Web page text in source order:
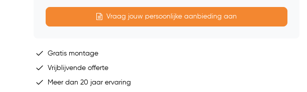
Vraag jouw persoonlijke aanbieding aan
Gratis montage
Vrijblijvende offerte
Meer dan 20 jaar ervaring